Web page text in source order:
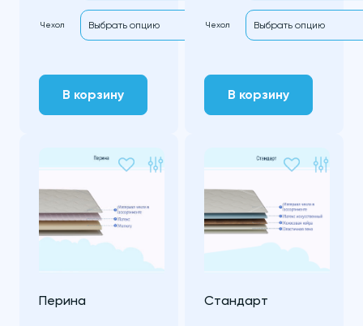
Чехол
В корзину
Чехол
В корзину
Перина Стандарт